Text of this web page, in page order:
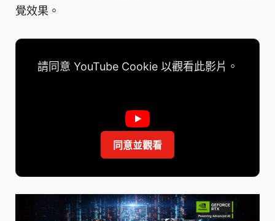
覺效果。
請同意 YouTube Cookie 以觀看此影片。
同意並觀看